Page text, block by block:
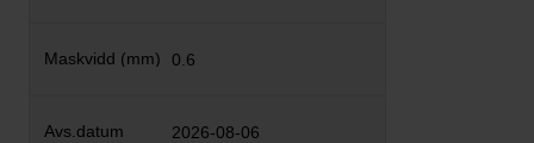
0.6
2026-08-06